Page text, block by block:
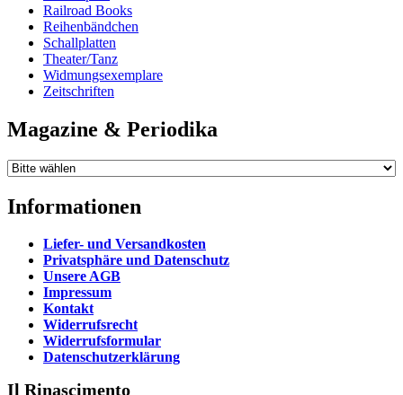
Railroad Books
Reihenbändchen
Schallplatten
Theater/Tanz
Widmungsexemplare
Zeitschriften
Magazine & Periodika
Informationen
Liefer- und Versandkosten
Privatsphäre und Datenschutz
Unsere AGB
Impressum
Kontakt
Widerrufsrecht
Widerrufsformular
Datenschutzerklärung
Il Rinascimento